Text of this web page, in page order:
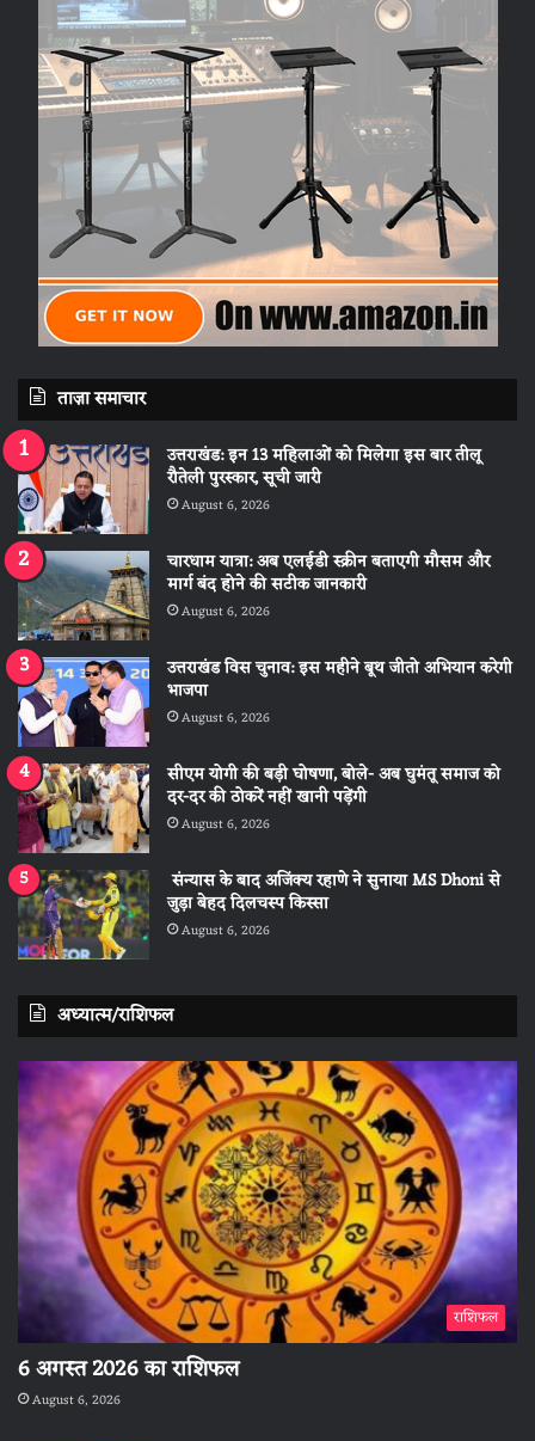
ताज़ा समाचार
उत्तराखंड: इन 13 महिलाओं को मिलेगा इस बार तीलू
रौतेली पुरस्कार, सूची जारी
August 6, 2026
चारधाम यात्रा: अब एलईडी स्क्रीन बताएगी मौसम और
मार्ग बंद होने की सटीक जानकारी
August 6, 2026
उत्तराखंड विस चुनाव: इस महीने बूथ जीतो अभियान करेगी
भाजपा
August 6, 2026
सीएम योगी की बड़ी घोषणा, बोले- अब घुमंतू समाज को
दर-दर की ठोकरें नहीं खानी पड़ेंगी
August 6, 2026
संन्यास के बाद अजिंक्‍य रहाणे ने सुनाया MS Dhoni से
जुड़ा बेहद दिलचस्प किस्सा
August 6, 2026
अध्यात्म/राशिफल
राशिफल
6 अगस्त 2026 का राशिफल
August 6, 2026